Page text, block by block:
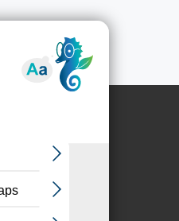
personnel